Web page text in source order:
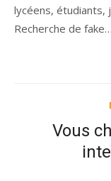
lycéens, étudiants,
Recherche de fake…
Vous